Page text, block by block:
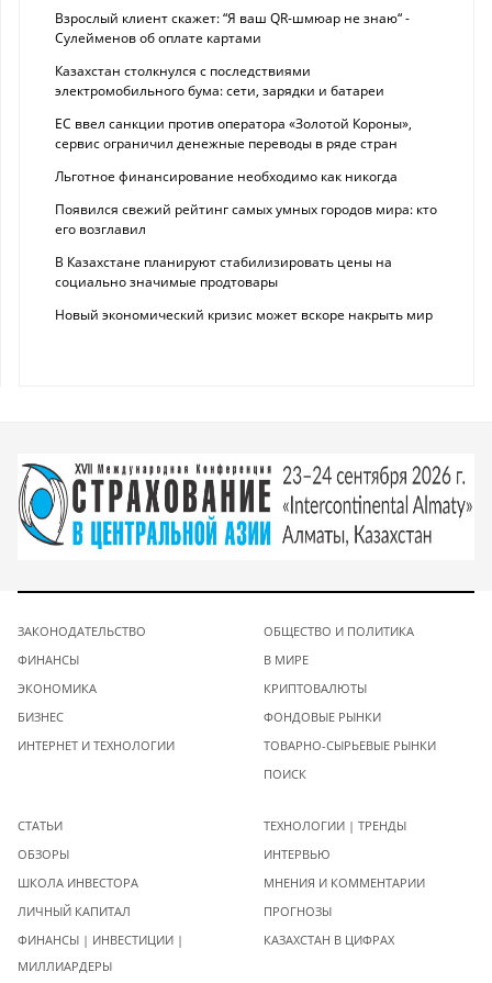
Взрослый клиент скажет: “Я ваш QR-шмюар не знаю“ -
Сулейменов об оплате картами
Казахстан столкнулся с последствиями
электромобильного бума: сети, зарядки и батареи
ЕС ввел санкции против оператора «Золотой Короны»,
сервис ограничил денежные переводы в ряде стран
Льготное финансирование необходимо как никогда
Появился свежий рейтинг самых умных городов мира: кто
его возглавил
В Казахстане планируют стабилизировать цены на
социально значимые продтовары
Новый экономический кризис может вскоре накрыть мир
ЗАКОНОДАТЕЛЬСТВО
ФИНАНСЫ
ЭКОНОМИКА
БИЗНЕС
ИНТЕРНЕТ И ТЕХНОЛОГИИ
ОБЩЕСТВО И ПОЛИТИКА
В МИРЕ
КРИПТОВАЛЮТЫ
ФОНДОВЫЕ РЫНКИ
ТОВАРНО-СЫРЬЕВЫЕ РЫНКИ
ПОИСК
СТАТЬИ
ОБЗОРЫ
ШКОЛА ИНВЕСТОРА
ЛИЧНЫЙ КАПИТАЛ
ФИНАНСЫ | ИНВЕСТИЦИИ |
МИЛЛИАРДЕРЫ
ТЕХНОЛОГИИ | ТРЕНДЫ
ИНТЕРВЬЮ
МНЕНИЯ И КОММЕНТАРИИ
ПРОГНОЗЫ
КАЗАХСТАН В ЦИФРАХ